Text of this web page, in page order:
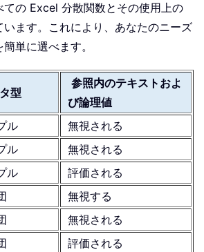
ての Excel 分散関数とその使用上の
ます。これにより、あなたのニーズ
単に選べます。
型
参照内のテキストおよ
び論理値
ル
無視される
ル
無視される
ル
評価される
無視する
無視される
評価される